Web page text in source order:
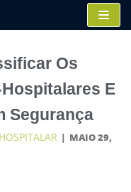
Os
E
Segurança
MAIO 29,